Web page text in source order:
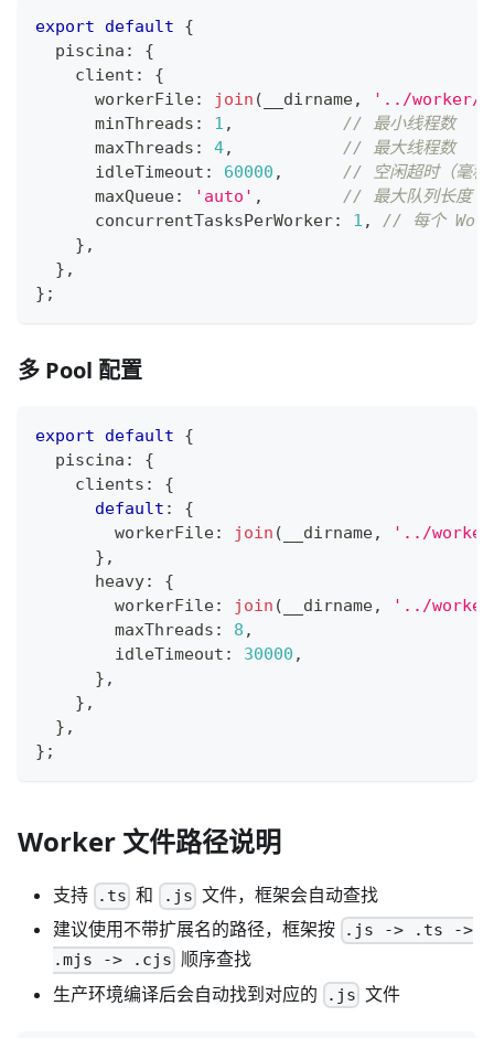
export default
{
  piscina
:
{
    client
:
{
      workerFile
: join ( __dirname,
'../worker/
      minThreads
: 1 ,
// 最小线程数
      maxThreads
: 4,
// 最大线程数
      idleTimeout
: 60000 ,
// 空闲超时（毫秒
      maxQueue
: 'auto' ,
// 最大队列长度
      concurrentTasksPerWorker
: 1 ,
// 每个
} ,
} ,
} ;
多 Pool 配置
export default
{
  piscina
:
{
    clients
:
{
default :
{
        workerFile
: join ( __dirname,
'../
} ,
      heavy
:
{
        workerFile
: join ( __dirname,
'../
        maxThreads
: 8 ,
        idleTimeout
: 30000 ,
} ,
} ,
} ,
} ;
Worker 文件路径说明
支持 .ts 和 .js 文件，框架会自动查找
建议使用不带扩展名的路径，框架按
.js -> .ts ->
.mjs -> .cjs 顺序查找
生产环境编译后会自动找到对应的
.js 文件